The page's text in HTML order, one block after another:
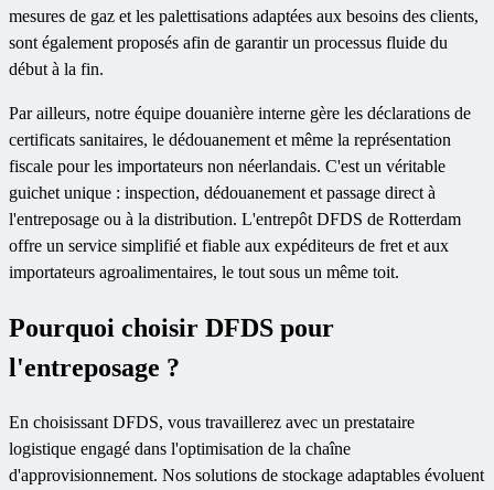
mesures de gaz et les palettisations adaptées aux besoins des clients,
sont également proposés afin de garantir un processus fluide du
début à la fin.
Par ailleurs, notre équipe douanière interne gère les déclarations de
certificats sanitaires, le dédouanement et même la représentation
fiscale pour les importateurs non néerlandais. C'est un véritable
guichet unique : inspection, dédouanement et passage direct à
l'entreposage ou à la distribution. L'entrepôt DFDS de Rotterdam
offre un service simplifié et fiable aux expéditeurs de fret et aux
importateurs agroalimentaires, le tout sous un même toit.
Pourquoi choisir DFDS pour
l'entreposage ?
En choisissant DFDS, vous travaillerez avec un prestataire
logistique engagé dans l'optimisation de la chaîne
d'approvisionnement. Nos solutions de stockage adaptables évoluent